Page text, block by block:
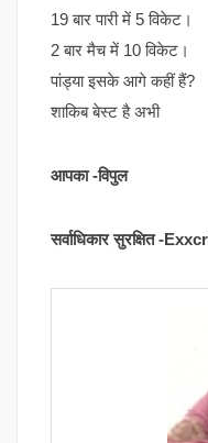
19 बार पारी में 5 विकेट।
2 बार मैच में 10 विकेट।
पांड्या इसके आगे कहीं हैं?
शाकिब बेस्ट है अभी
आपका -विपुल
सर्वाधिकार सुरक्षित -